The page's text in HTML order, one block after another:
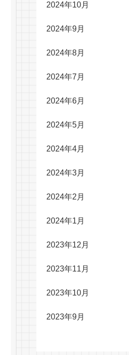
2024年10月
2024年9月
2024年8月
2024年7月
2024年6月
2024年5月
2024年4月
2024年3月
2024年2月
2024年1月
2023年12月
2023年11月
2023年10月
2023年9月